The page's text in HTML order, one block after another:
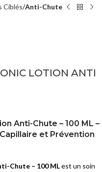
Ciblés Anti-Chute
LOTION ANTI
Anti-Chute – 100 ML –
et Prévention
Chute – 100 MLest un soin